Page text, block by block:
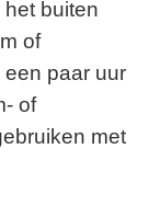
buiten
of
paar uur
of
met